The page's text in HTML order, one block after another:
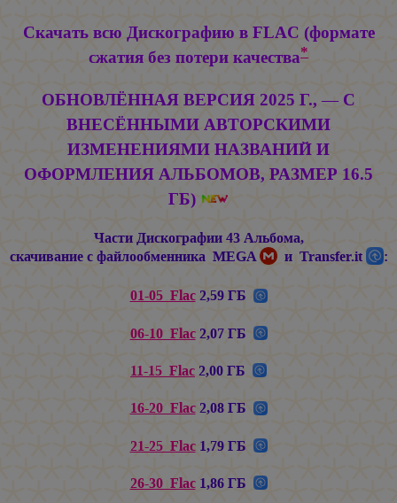
Скачать всю Дискографию в FLAC (формате
сжатия без потери качества*
ОБНОВЛЁННАЯ ВЕРСИЯ 2025 Г., — С
ВНЕСЁННЫМИ АВТОРСКИМИ
ИЗМЕНЕНИЯМИ НАЗВАНИЙ И
ОФОРМЛЕНИЯ АЛЬБОМОВ, РАЗМЕР 16.5
ГБ)
Части Дискографии 43 Альбома,
скачивание с файлообменника MEGA
и Transfer.it :
01-05_Flac2,59 ГБ
06-10_Flac2,07 ГБ
11-15_Flac2,00 ГБ
16-20_Flac2,08 ГБ
21-25_Flac1,79 ГБ
26-30_Flac1,86 ГБ